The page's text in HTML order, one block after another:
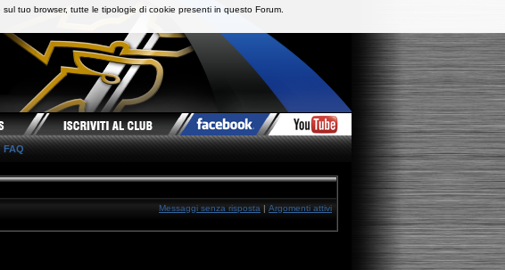
FAQ
Messaggi senza risposta | Argomenti attivi
tuo browser, tutte le tipologie di cookie presenti in questo Forum.